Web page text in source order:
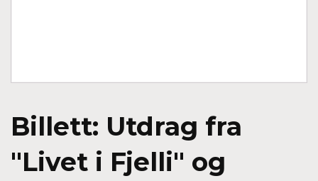
Billett: Utdrag fra
"Livet i Fjelli" og